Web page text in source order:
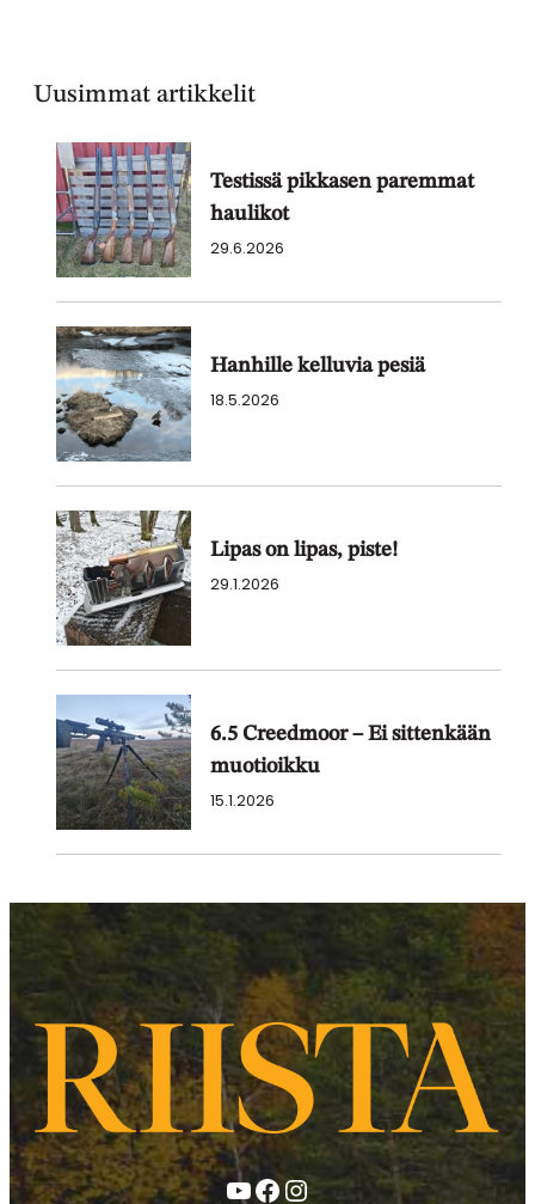
Uusimmat artikkelit
Testissä pikkasen paremmat
haulikot
29.6.2026
Hanhille kelluvia pesiä
18.5.2026
Lipas on lipas, piste!
29.1.2026
6.5 Creedmoor – Ei sittenkään
muotioikku
15.1.2026
YouTube
Facebook
Instagram